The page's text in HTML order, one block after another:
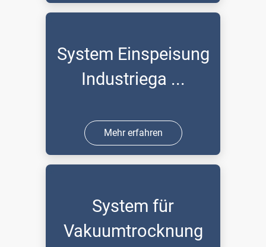
System Einspeisung
Industriega ...
Mehr erfahren
System für
Vakuumtrocknung